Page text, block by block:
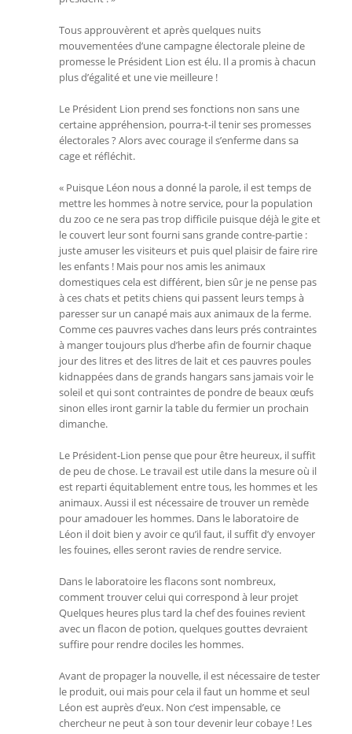
Tous approuvèrent et après quelques nuits
mouvementées d’une campagne électorale pleine de
promesse le Président Lion est élu. Il a promis à chacun
plus d’égalité et une vie meilleure !
Le Président Lion prend ses fonctions non sans une
certaine appréhension, pourra-t-il tenir ses promesses
électorales ? Alors avec courage il s’enferme dans sa
cage et réfléchit.
« Puisque Léon nous a donné la parole, il est temps de
mettre les hommes à notre service, pour la population
du zoo ce ne sera pas trop difficile puisque déjà le gite et
le couvert leur sont fourni sans grande contre-partie :
juste amuser les visiteurs et puis quel plaisir de faire rire
les enfants ! Mais pour nos amis les animaux
domestiques cela est différent, bien sûr je ne pense pas
à ces chats et petits chiens qui passent leurs temps à
paresser sur un canapé mais aux animaux de la ferme.
Comme ces pauvres vaches dans leurs prés contraintes
à manger toujours plus d’herbe afin de fournir chaque
jour des litres et des litres de lait et ces pauvres poules
kidnappées dans de grands hangars sans jamais voir le
soleil et qui sont contraintes de pondre de beaux œufs
sinon elles iront garnir la table du fermier un prochain
dimanche.
Le Président-Lion pense que pour être heureux, il suffit
de peu de chose. Le travail est utile dans la mesure où il
est reparti équitablement entre tous, les hommes et les
animaux. Aussi il est nécessaire de trouver un remède
pour amadouer les hommes. Dans le laboratoire de
Léon il doit bien y avoir ce qu’il faut, il suffit d’y envoyer
les fouines, elles seront ravies de rendre service.
Dans le laboratoire les flacons sont nombreux,
comment trouver celui qui correspond à leur projet
Quelques heures plus tard la chef des fouines revient
avec un flacon de potion, quelques gouttes devraient
suffire pour rendre dociles les hommes.
Avant de propager la nouvelle, il est nécessaire de tester
le produit, oui mais pour cela il faut un homme et seul
Léon est auprès d’eux. Non c’est impensable, ce
chercheur ne peut à son tour devenir leur cobaye ! Les